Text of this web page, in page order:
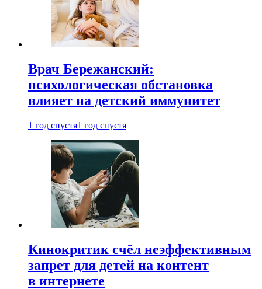
Врач Бережанский:
психологическая обстановка
влияет на детский иммунитет
1 год спустя1 год спустя
Кинокритик счёл неэффективным
запрет для детей на контент
в интернете